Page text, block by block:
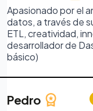
Apasionado por el
datos, a través de
ETL, creatividad,
desarrollador de
básico)
Pedro